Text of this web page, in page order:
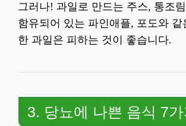
그러나! 과일로 만드는 주스, 통조림
함유되어 있는 파인애플, 포도와 같
한 과일은 피하는 것이 좋습니다.
3. 당뇨에 나쁜 음식 7가